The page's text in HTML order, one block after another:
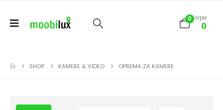
0Korpa
0
SHOP KAMERE & VIDEO OPREMA ZA KAMERE